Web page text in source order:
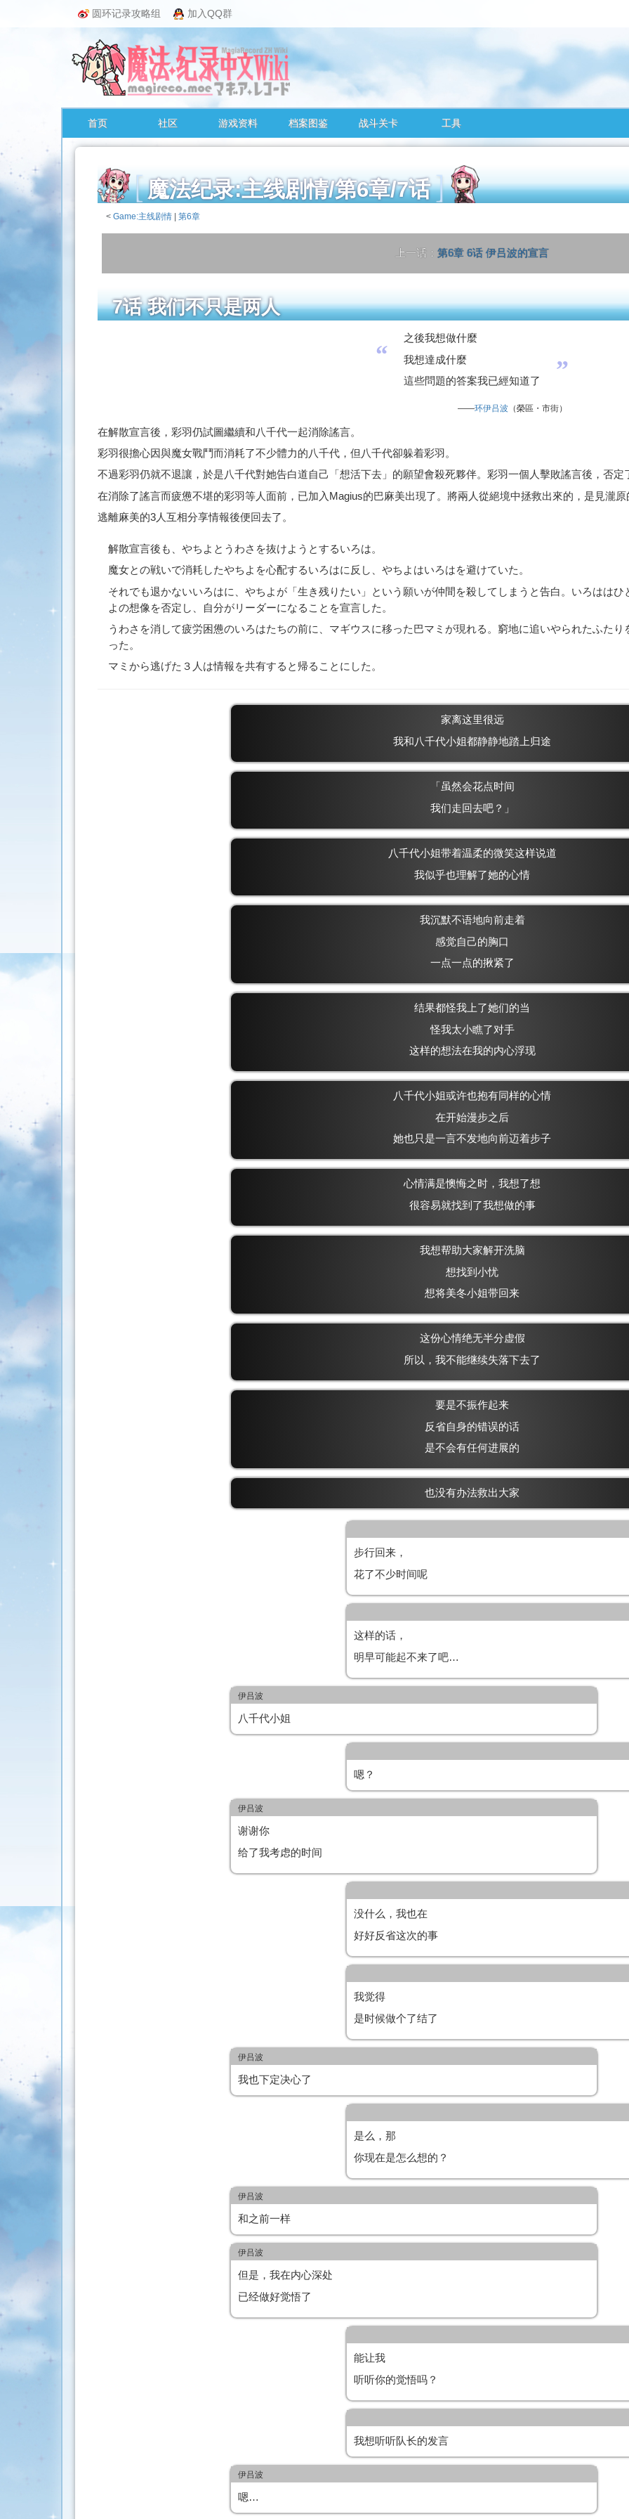
圆环记录攻略组 加入QQ群
首页 社区 游戏资料 档案图鉴 战斗关卡 工具
魔法纪录:主线剧情/第6章/7话
<Game:主线剧情 ‎ |第6章
、
搜
上一话： 第6章 6话 伊吕波的宣言
7话 我们不只是两人
“
之後我想做什麼
我想達成什麼
這些問題的答案我已經知道了
”
——环伊吕波 （榮區・市街）
在解散宣言後，彩羽仍試圖繼續和八千代一起消除謠言。
彩羽很擔心因與魔女戰鬥而消耗了不少體力的八千代，但八千代卻躲着彩羽。
不過彩羽仍就不退讓，於是八千代對她告白道自己「想活下去」的願望會殺死夥伴。彩羽一個人擊敗謠言後，否
在消除了謠言而疲憊不堪的彩羽等人面前，已加入Magius的巴麻美出現了。將兩人從絕境中拯救出來的，是見瀧
逃離麻美的3人互相分享情報後便回去了。
解散宣言後も、やちよとうわさを抜けようとするいろは。
魔女との戦いで消耗したやちよを心配するいろはに反し、やちよはいろはを避けていた。
それでも退かないいろはに、やちよが「生き残りたい」という願いが仲間を殺してしまうと告白。いろはは
よの想像を否定し、自分がリーダーになることを宣言した。
うわさを消して疲労困憊のいろはたちの前に、マギウスに移った巴マミが現れる。窮地に追いやられたふたり
った。
マミから逃げた３人は情報を共有すると帰ることにした。
家离这里很远
我和八千代小姐都静静地踏上归途
「虽然会花点时间
我们走回去吧？」
八千代小姐带着温柔的微笑这样说道
我似乎也理解了她的心情
我沉默不语地向前走着
感觉自己的胸口
一点一点的揪紧了
结果都怪我上了她们的当
怪我太小瞧了对手
这样的想法在我的内心浮现
八千代小姐或许也抱有同样的心情
在开始漫步之后
她也只是一言不发地向前迈着步子
心情满是懊悔之时，我想了想
很容易就找到了我想做的事
我想帮助大家解开洗脑
想找到小忧
想将美冬小姐带回来
这份心情绝无半分虚假
所以，我不能继续失落下去了
要是不振作起来
反省自身的错误的话
是不会有任何进展的
也没有办法救出大家
步行回来，
花了不少时间呢
这样的话，
明早可能起不来了吧…
伊吕波
八千代小姐
嗯？
伊吕波
谢谢你
给了我考虑的时间
没什么，我也在
好好反省这次的事
我觉得
是时候做个了结了
伊吕波
我也下定决心了
是么，那
你现在是怎么想的？
伊吕波
和之前一样
伊吕波
但是，我在内心深处
已经做好觉悟了
能让我
听听你的觉悟吗？
我想听听队长的发言
伊吕波
嗯…